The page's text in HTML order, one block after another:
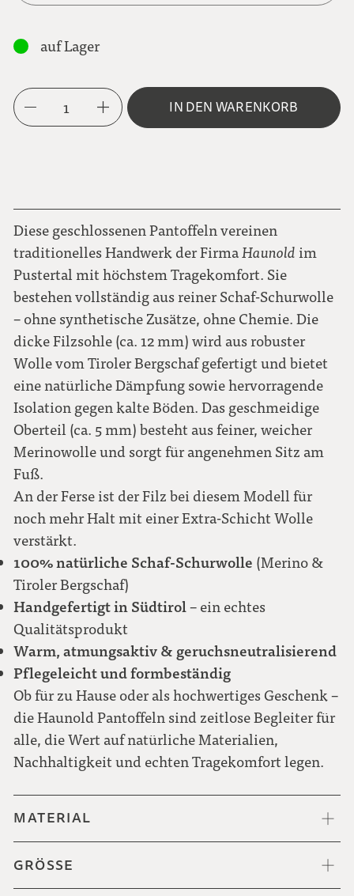
37
39
40
41
42
43
44
45
46
47
48
auf Lager
1 IN DEN WARENKORB
Diese geschlossenen Pantoffeln vereinen
traditionelles Handwerk der FirmaHaunold im
Pustertal mit höchstem Tragekomfort. Sie
bestehen vollständig aus reiner Schaf-Schurwolle
– ohne synthetische Zusätze, ohne Chemie. Die
dicke Filzsohle (ca. 12 mm) wird aus robuster
Wolle vom Tiroler Bergschaf gefertigt und bietet
eine natürliche Dämpfung sowie hervorragende
Isolation gegen kalte Böden. Das geschmeidige
Oberteil (ca. 5 mm) besteht aus feiner, weicher
Merinowolle und sorgt für angenehmen Sitz am
Fuß.
An der Ferse ist der Filz bei diesem Modell für
noch mehr Halt mit einer Extra-Schicht Wolle
verstärkt.
100% natürliche Schaf-Schurwolle (Merino &
Tiroler Bergschaf)
Handgefertigt in Südtirol– ein echtes
Qualitätsprodukt
Warm, atmungsaktiv & geruchsneutralisierend
Pflegeleicht und formbeständig
Ob für zu Hause oder als hochwertiges Geschenk –
die Haunold Pantoffeln sind zeitlose Begleiter für
alle, die Wert auf natürliche Materialien,
Nachhaltigkeit und echten Tragekomfort legen.
MATERIAL
GRÖSSE